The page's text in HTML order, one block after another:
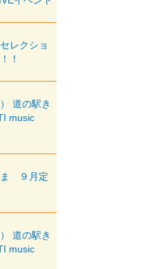
レクショ
！
道の駅き
music
ま ９月定
道の駅き
music